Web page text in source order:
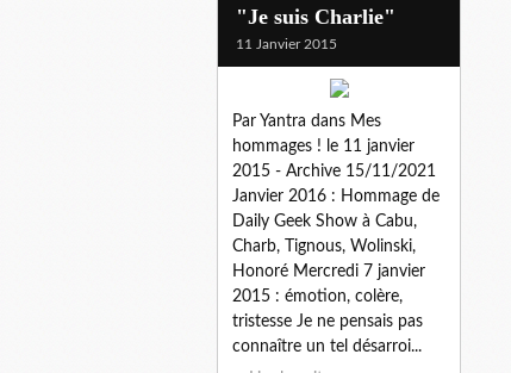
"Je suis Charlie"
11 Janvier 2015
Par Yantra dans Mes
hommages ! le 11 janvier
2015 - Archive 15/11/2021
Janvier 2016 : Hommage de
Daily Geek Show à Cabu,
Charb, Tignous, Wolinski,
Honoré Mercredi 7 janvier
2015 : émotion, colère,
tristesse Je ne pensais pas
connaître un tel désarroi...